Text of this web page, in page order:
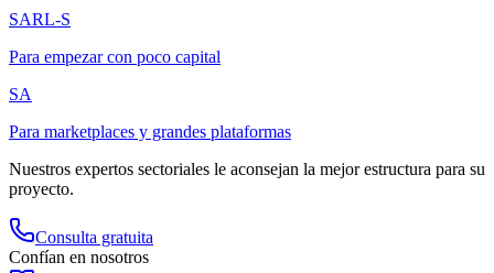
SARL-S
Para empezar con poco capital
SA
Para marketplaces y grandes plataformas
Nuestros expertos sectoriales le aconsejan la mejor estructura para su
proyecto.
Consulta gratuita
Confían en nosotros